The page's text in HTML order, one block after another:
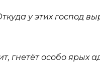
у этих господ
гнетёт особо ярых